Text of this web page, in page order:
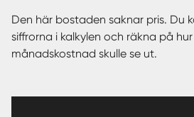
Den här bostaden saknar pris. Du
siffrorna i kalkylen och räkna på
månadskostnad skulle se ut.